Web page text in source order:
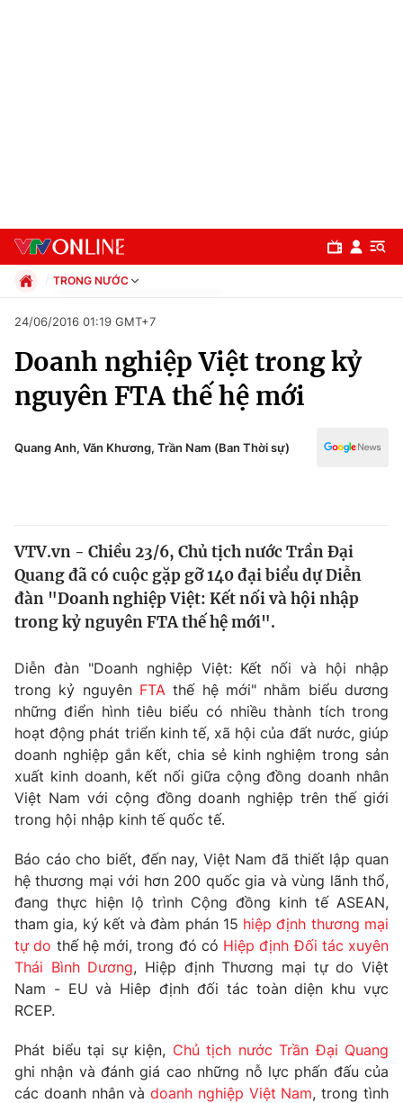
Chuyên mục
Chính trị
Xã hội
Y tế
Thế giới
Thế giới đó đây
Câu chuyện quốc tế
Kinh tế
Tài chính
Thị trường
Góc doanh nghiệp
Dữ liệu và đời sống
Truyền hình
Phim VTV
Nhân vật
Khán giả
Giải sao mai
Giải trí
Điện ảnh
Âm nhạc
Sao
Đời sống
Du lịch
Làm đẹp
Chất lượng cuộc sống
Giáo dục
Tuyển sinh
Học trực tuyến
Công nghệ
Hitech Công nghệ tương lai
Sản phẩm
Thị trường
Lịch phát sóng
TRONG NƯỚC
Xã hội
Pháp luật
Thể thao
Văn hóa - Giải trí
Giáo dục
24/06/2016 01:19 GMT+7
Doanh nghiệp Việt trong kỷ
nguyên FTA thế hệ mới
Quang Anh, Văn Khương, Trần Nam (Ban Thời sự)
VTV.vn - Chiều 23/6, Chủ tịch nước Trần Đại
Quang đã có cuộc gặp gỡ 140 đại biểu dự Diễn
đàn "Doanh nghiệp Việt: Kết nối và hội nhập
trong kỷ nguyên FTA thế hệ mới".
Diễn đàn "Doanh nghiệp Việt: Kết nối và hội nhập
trong kỷ nguyên FTA thế hệ mới" nhằm biểu dương
những điển hình tiêu biểu có nhiều thành tích trong
hoạt động phát triển kinh tế, xã hội của đất nước, giúp
doanh nghiệp gắn kết, chia sẻ kinh nghiệm trong sản
xuất kinh doanh, kết nối giữa cộng đồng doanh nhân
Việt Nam với cộng đồng doanh nghiệp trên thế giới
trong hội nhập kinh tế quốc tế.
Báo cáo cho biết, đến nay, Việt Nam đã thiết lập quan
hệ thương mại với hơn 200 quốc gia và vùng lãnh thổ,
đang thực hiện lộ trình Cộng đồng kinh tế ASEAN,
tham gia, ký kết và đàm phán 15 hiệp định thương mại
tự do thế hệ mới, trong đó có Hiệp định Đối tác xuyên
Thái Bình Dương, Hiệp định Thương mại tự do Việt
Nam - EU và Hiêp định đối tác toàn diện khu vực
RCEP.
Phát biểu tại sự kiện, Chủ tịch nước Trần Đại Quang
ghi nhận và đánh giá cao những nỗ lực phấn đấu của
các doanh nhân vàdoanh nghiệp Việt Nam, trong tình